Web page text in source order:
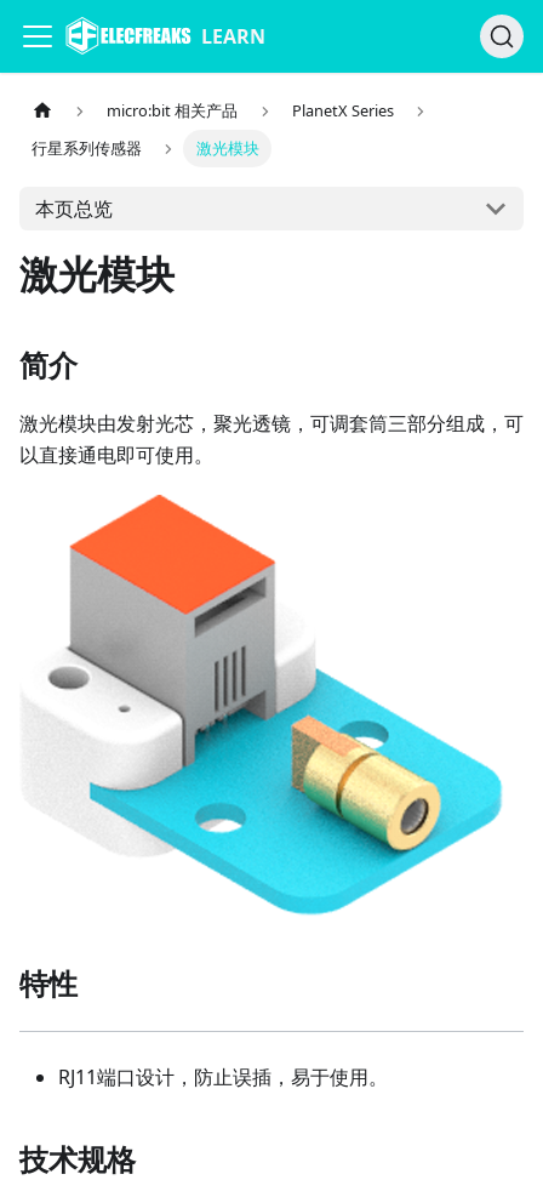
LEARN
micro:bit 相关产品
PlanetX Series
行星系列传感器
激光模块
本页总览
激光模块
简介
激光模块由发射光芯，聚光透镜，可调套筒三部分组成，可
以直接通电即可使用。
特性
RJ11端口设计，防止误插，易于使用。
技术规格